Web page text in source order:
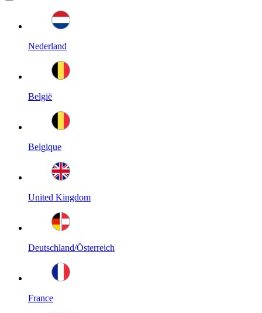
Nederland
België
Belgique
United Kingdom
Deutschland/Österreich
France